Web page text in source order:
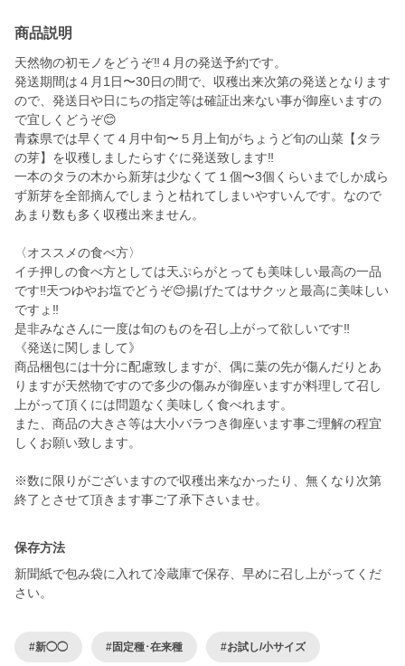
商品説明
天然物の初モノをどうぞ‼️４月の発送予約です。
発送期間は４月1日〜30日の間で、収穫出来次第の発送となります
ので、発送日や日にちの指定等は確証出来ない事が御座いますの
で宜しくどうぞ😊
青森県では早くて４月中旬〜５月上旬がちょうど旬の山菜【タラ
の芽】を収穫しましたらすぐに発送致します‼️
一本のタラの木から新芽は少なくて１個〜3個くらいまでしか成ら
ず新芽を全部摘んでしまうと枯れてしまいやすいんです。なので
あまり数も多く収穫出来ません。
〈オススメの食べ方〉
イチ押しの食べ方としては天ぷらがとっても美味しい最高の一品
です‼️天つゆやお塩でどうぞ😊揚げたてはサクッと最高に美味しい
ですょ‼️
是非みなさんに一度は旬のものを召し上がって欲しいです‼️
《発送に関しまして》
商品梱包には十分に配慮致しますが、偶に葉の先が傷んだりとあ
りますが天然物ですので多少の傷みが御座いますが料理して召し
上がって頂くには問題なく美味しく食べれます。
また、商品の大きさ等は大小バラつき御座います事ご理解の程宜
しくお願い致します。
※数に限りがございますので収穫出来なかったり、無くなり次第
終了とさせて頂きます事ご了承下さいませ。
保存方法
新聞紙で包み袋に入れて冷蔵庫で保存、早めに召し上がってくだ
さい。
#新◯◯ #固定種･在来種 #お試し/小サイズ